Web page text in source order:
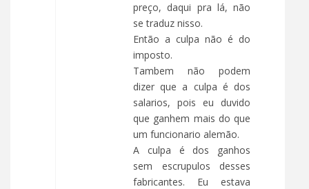
preço, daqui pra lá, não
se traduz nisso.
Então a culpa não é do
imposto.
Tambem não podem
dizer que a culpa é dos
salarios, pois eu duvido
que ganhem mais do que
um funcionario alemão.
A culpa é dos ganhos
sem escrupulos desses
fabricantes. Eu estava